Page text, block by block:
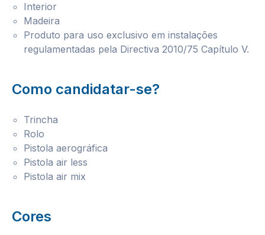
Interior
Madeira
Produto para uso exclusivo em instalações
regulamentadas pela Directiva 2010/75 Capítulo V.
Como candidatar-se?
Trincha
Rolo
Pistola aerográfica
Pistola air less
Pistola air mix
Cores